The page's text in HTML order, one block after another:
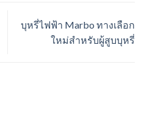
บุหรี่ไฟฟ้า Marbo ทางเลือก
ใหม่สำหรับผู้สูบบุหรี่